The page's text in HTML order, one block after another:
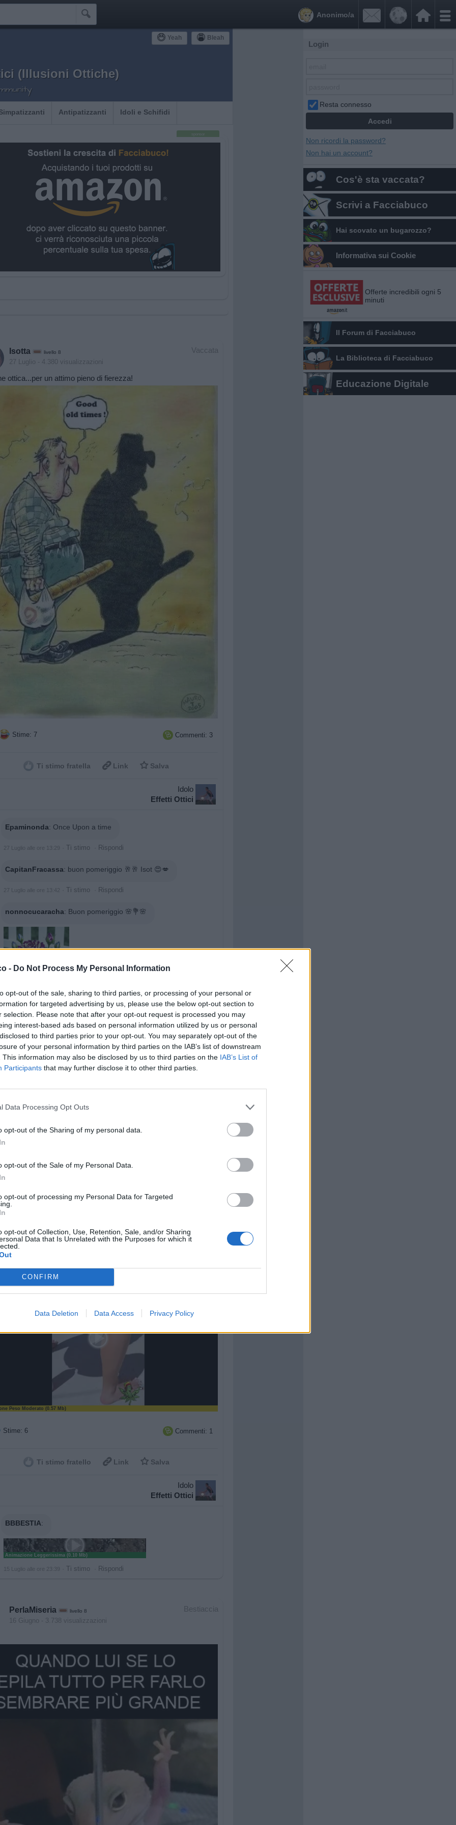
- Do Not Process My Personal Information
opt-out of the sale, sharing to third parties, or processing of your personal or
for targeted advertising by us, please use the below opt-out section to
selection. Please note that after your opt-out request is processed you may
interest-based ads based on personal information utilized by us or personal
to third parties prior to your opt-out. You may separately opt-out of the
of your personal information by third parties on the IAB’s list of downstream
This information may also be disclosed by us to third parties on the IAB’s List of
Participants that may further disclose it to other third parties.
Data Processing Opt Outs
opt-out of the Sharing of my personal data.
opt-out of the Sale of my Personal Data.
opt-out of processing my Personal Data for Targeted
opt-out of Collection, Use, Retention, Sale, and/or Sharing
Data that Is Unrelated with the Purposes for which it
CONFIRM
Data Deletion Data Access Privacy Policy
 

Anonimo/a
Yeah Bleah
(Illusioni Ottiche)
Antipatizzanti Idoli e Schifidi
Vaccata
Isotta livello 8
27 Luglio - 4.380 visualizzazioni
ottica...per un attimo pieno di fierezza!
Stime: 7  Commenti: 3
Ti stimo fratella  Link  Salva
Idolo
Effetti Ottici
Epaminonda: Once Upon a time
27 Luglio alle ore 13:29 Ti stimo Rispondi
CapitanFracassa: buon pomeriggio 🥂🥂 Isot 😍💋
27 Luglio alle ore 13:42 Ti stimo Rispondi
nonnocucaracha: Buon pomeriggio 🌸💐🌸
27 Luglio alle ore 17:05·Ti stimo·Rispondi
piripicchino livello 9
15 Luglio
Peso Moderato (0.57 Mb)
Stime: 6  Commenti: 1
Ti stimo fratello  Link  Salva
Idolo
Effetti Ottici
BBBESTIA:
Animazione Leggerissima (0.10 Mb)
15 Luglio alle ore 23:39 Ti stimo Rispondi
Bestiaccia
PerlaMiseria livello 8
16 Giugno - 3.738 visualizzazioni
Login
Resta connesso
Non ricordi la password?
Non hai un account?
Cos'è sta vaccata?
Scrivi a Facciabuco
Hai scovato un bugarozzo?
Informativa sui Cookie
Offerte incredibili ogni 5
minuti
Il Forum di Facciabuco
La Biblioteca di Facciabuco
Educazione Digitale